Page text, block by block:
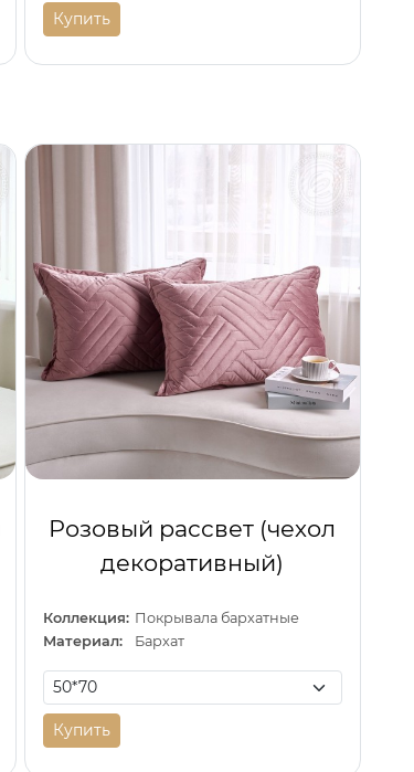
Купить
Розовый рассвет (чехол
декоративный)
Коллекция: Покрывала бархатные
Материал:
Бархат
Купить